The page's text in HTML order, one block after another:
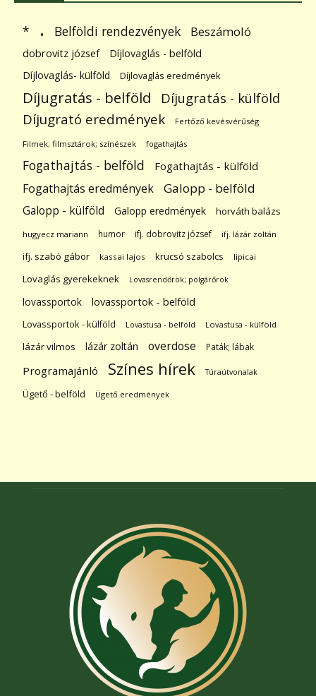
* . Belföldi rendezvények Beszámoló
dobrovitz józsef
Díjlovaglás - belföld
Díjlovaglás- külföld
Díjlovaglás eredmények
Díjugratás - belföld Díjugratás - külföld
Díjugrató eredmények Fertőző kevésvérűség
Filmek; filmsztárok; színészek fogathajtás
Fogathajtás - belföld Fogathajtás - külföld
Fogathajtás eredmények Galopp - belföld
Galopp - külföld Galopp eredmények horváth balázs
hugyecz mariann humor ifj. dobrovitz józsef ifj. lázár zoltán
ifj. szabó gábor kassai lajos krucsó szabolcs lipicai
Lovaglás gyerekeknek Lovasrendőrök; polgárőrök
lovassportok lovassportok - belföld
Lovassportok - külföld Lovastusa - belföld Lovastusa - külföld
lázár vilmos lázár zoltán overdose Paták; lábak
Programajánló Színes hírek Túraútvonalak
Ügető - belföld Ügető eredmények